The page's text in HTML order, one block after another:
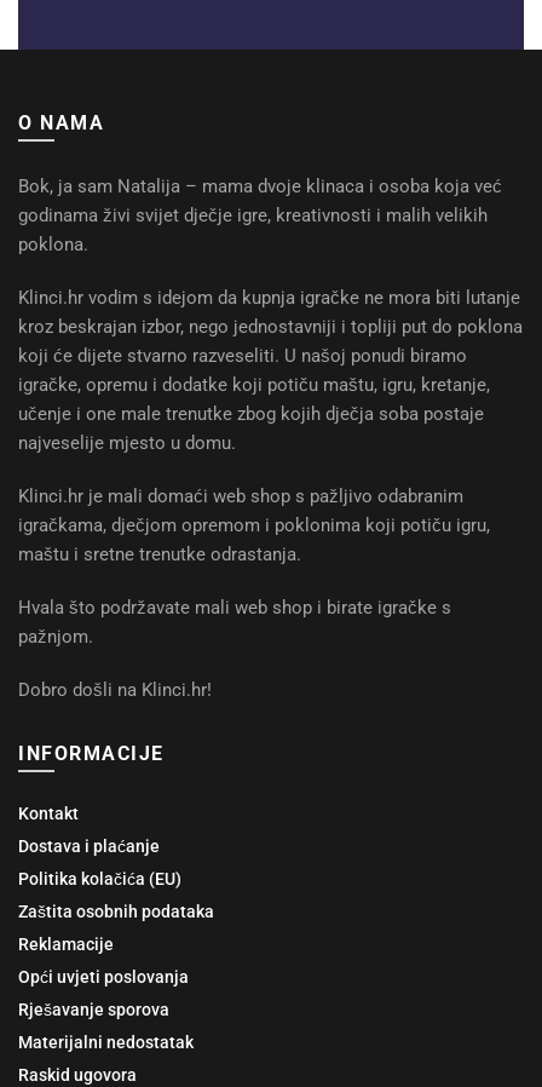
O NAMA
Bok, ja sam Natalija – mama dvoje klinaca i osoba koja već
godinama živi svijet dječje igre, kreativnosti i malih velikih
poklona.
Klinci.hr vodim s idejom da kupnja igračke ne mora biti lutanje
kroz beskrajan izbor, nego jednostavniji i topliji put do poklona
koji će dijete stvarno razveseliti. U našoj ponudi biramo
igračke, opremu i dodatke koji potiču maštu, igru, kretanje,
učenje i one male trenutke zbog kojih dječja soba postaje
najveselije mjesto u domu.
Klinci.hr je mali domaći web shop s pažljivo odabranim
igračkama, dječjom opremom i poklonima koji potiču igru,
maštu i sretne trenutke odrastanja.
Hvala što podržavate mali web shop i birate igračke s
pažnjom.
Dobro došli na Klinci.hr!
INFORMACIJE
Kontakt
Dostava i plaćanje
Politika kolačića (EU)
Zaštita osobnih podataka
Reklamacije
Opći uvjeti poslovanja
Rješavanje sporova
Materijalni nedostatak
Raskid ugovora